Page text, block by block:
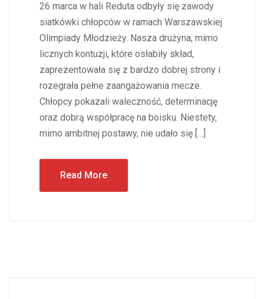
26 marca w hali Reduta odbyły się zawody
siatkówki chłopców w ramach Warszawskiej
Olimpiady Młodzieży. Nasza drużyna, mimo
licznych kontuzji, które osłabiły skład,
zaprezentowała się z bardzo dobrej strony i
rozegrała pełne zaangażowania mecze.
Chłopcy pokazali waleczność, determinację
oraz dobrą współpracę na boisku. Niestety,
mimo ambitnej postawy, nie udało się […]
Read More